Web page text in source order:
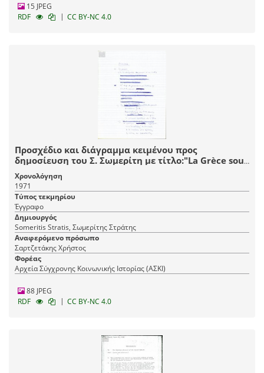
15 JPEG
RDF
| CC BY-NC 4.0
Προσχέδιο και διάγραμμα κειμένου προς
δημοσίευση του Σ. Σωμερίτη με τίτλο:"La Grèce sous
les colonels"
Χρονολόγηση
1971
Τύπος τεκμηρίου
Έγγραφο
Δημιουργός
Someritis Stratis, Σωμερίτης Στράτης
Αναφερόμενο πρόσωπο
Σαρτζετάκης Χρήστος
Φορέας
Αρχεία Σύγχρονης Κοινωνικής Ιστορίας (ΑΣΚΙ)
88 JPEG
RDF
| CC BY-NC 4.0